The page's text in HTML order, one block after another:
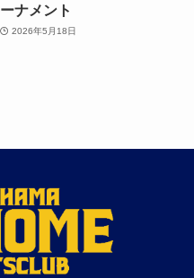
ーナメント
2026年5月18日